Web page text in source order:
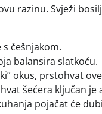
razinu. Svježi
češnjakom.
balansira slatkoću.
okus, prstohvat
šećera ključan
pojačat će